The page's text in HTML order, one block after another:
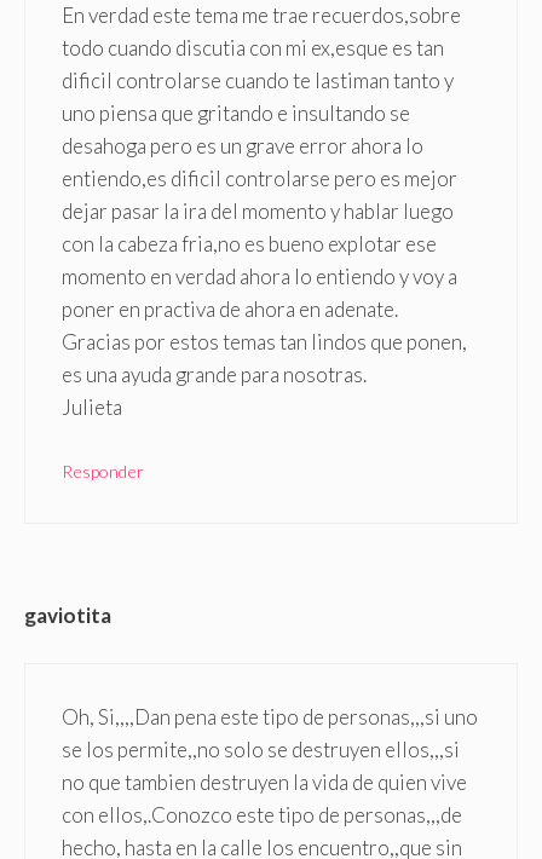
En verdad este tema me trae recuerdos,sobre
todo cuando discutia con mi ex,esque es tan
dificil controlarse cuando te lastiman tanto y
uno piensa que gritando e insultando se
desahoga pero es un grave error ahora lo
entiendo,es dificil controlarse pero es mejor
dejar pasar la ira del momento y hablar luego
con la cabeza fria,no es bueno explotar ese
momento en verdad ahora lo entiendo y voy a
poner en practiva de ahora en adenate.
Gracias por estos temas tan lindos que ponen,
es una ayuda grande para nosotras.
Julieta
Responder
gaviotita
Oh, Si,,,,Dan pena este tipo de personas,,,si uno
se los permite,,no solo se destruyen ellos,,,si
no que tambien destruyen la vida de quien vive
con ellos,.Conozco este tipo de personas,,,de
hecho, hasta en la calle los encuentro,,que sin